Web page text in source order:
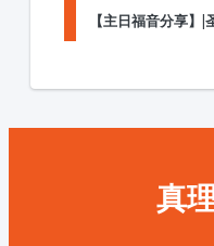
【主日福音分享】|
真